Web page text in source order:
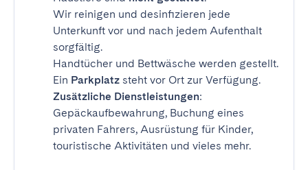
Wir reinigen und desinfizieren jede
Unterkunft vor und nach jedem Aufenthalt
sorgfältig.
Handtücher und Bettwäsche werden gestellt.
Ein Parkplatz steht vor Ort zur Verfügung.
Zusätzliche Dienstleistungen:
Gepäckaufbewahrung, Buchung eines
privaten Fahrers, Ausrüstung für Kinder,
touristische Aktivitäten und vieles mehr.